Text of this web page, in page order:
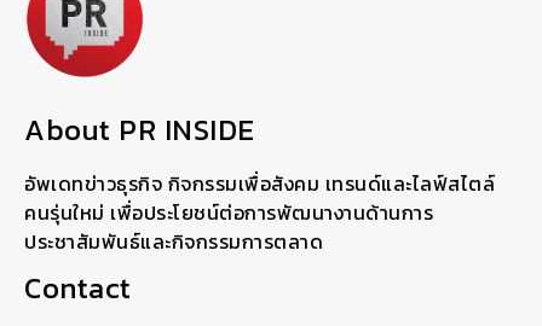
About PR INSIDE
อัพเดทข่าวธุรกิจ กิจกรรมเพื่อสังคม เทรนด์และไลฟ์สไตล์
คนรุ่นใหม่ เพื่อประโยชน์ต่อการพัฒนางานด้านการ
ประชาสัมพันธ์และกิจกรรมการตลาด
Contact